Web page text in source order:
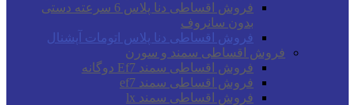
فروش اقساطی دنا پلاس 6 سرعته دستی
بدون سانروف
فروش اقساطی دنا پلاس اتومات آپشنال
فروش اقساطی سمند و سورن
فروش اقساطی سمند Ef7 دوگانه
فروش اقساطی سمند ef7
فروش اقساطی سمند lx